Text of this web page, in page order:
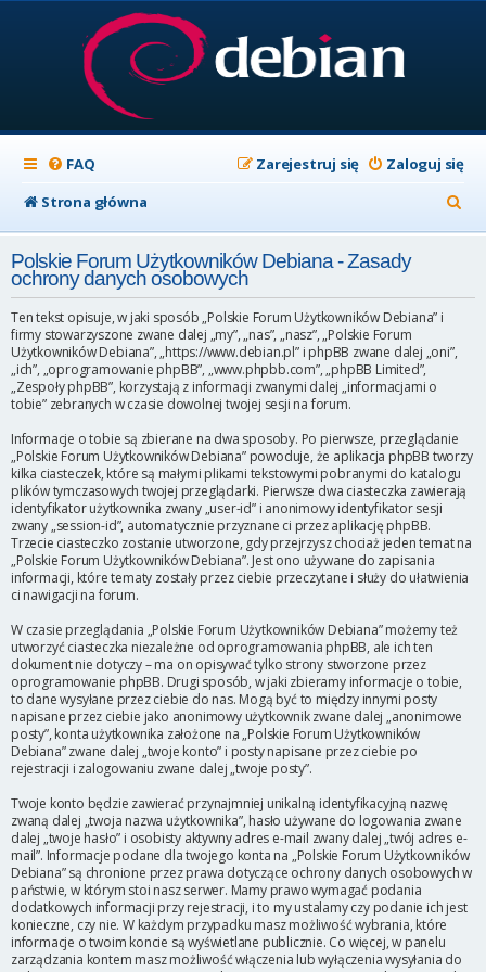
FAQ Zaloguj się
Zarejestruj się
Strona główna
z
k
Polskie Forum Użytkowników Debiana - Zasady
ochrony danych osobowych
Ten tekst opisuje, w jaki sposób „Polskie Forum Użytkowników Debiana” i
firmy stowarzyszone zwane dalej „my”, „nas”, „nasz”, „Polskie Forum
Użytkowników Debiana”, „https://www.debian.pl” i phpBB zwane dalej „oni”,
„ich”, „oprogramowanie phpBB”, „www.phpbb.com”, „phpBB Limited”,
„Zespoły phpBB”, korzystają z informacji zwanymi dalej „informacjami o
tobie” zebranych w czasie dowolnej twojej sesji na forum.
Informacje o tobie są zbierane na dwa sposoby. Po pierwsze, przeglądanie
„Polskie Forum Użytkowników Debiana” powoduje, że aplikacja phpBB tworzy
kilka ciasteczek, które są małymi plikami tekstowymi pobranymi do katalogu
plików tymczasowych twojej przeglądarki. Pierwsze dwa ciasteczka zawierają
identyfikator użytkownika zwany „user-id” i anonimowy identyfikator sesji
zwany „session-id”, automatycznie przyznane ci przez aplikację phpBB.
Trzecie ciasteczko zostanie utworzone, gdy przejrzysz chociaż jeden temat na
„Polskie Forum Użytkowników Debiana”. Jest ono używane do zapisania
informacji, które tematy zostały przez ciebie przeczytane i służy do ułatwienia
ci nawigacji na forum.
W czasie przeglądania „Polskie Forum Użytkowników Debiana” możemy też
utworzyć ciasteczka niezależne od oprogramowania phpBB, ale ich ten
dokument nie dotyczy – ma on opisywać tylko strony stworzone przez
oprogramowanie phpBB. Drugi sposób, w jaki zbieramy informacje o tobie,
to dane wysyłane przez ciebie do nas. Mogą być to między innymi posty
napisane przez ciebie jako anonimowy użytkownik zwane dalej „anonimowe
posty”, konta użytkownika założone na „Polskie Forum Użytkowników
Debiana” zwane dalej „twoje konto” i posty napisane przez ciebie po
rejestracji i zalogowaniu zwane dalej „twoje posty”.
Twoje konto będzie zawierać przynajmniej unikalną identyfikacyjną nazwę
zwaną dalej „twoja nazwa użytkownika”, hasło używane do logowania zwane
dalej „twoje hasło” i osobisty aktywny adres e-mail zwany dalej „twój adres e-
mail”. Informacje podane dla twojego konta na „Polskie Forum Użytkowników
Debiana” są chronione przez prawa dotyczące ochrony danych osobowych w
państwie, w którym stoi nasz serwer. Mamy prawo wymagać podania
dodatkowych informacji przy rejestracji, i to my ustalamy czy podanie ich jest
konieczne, czy nie. W każdym przypadku masz możliwość wybrania, które
informacje o twoim koncie są wyświetlane publicznie. Co więcej, w panelu
zarządzania kontem masz możliwość włączenia lub wyłączenia wysyłania do